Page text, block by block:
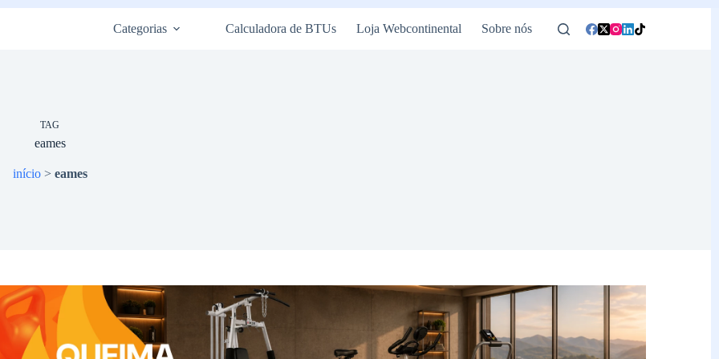
Categorias Calculadora de BTUs Loja Webcontinental Sobre nós
TAG
eames
início> eames